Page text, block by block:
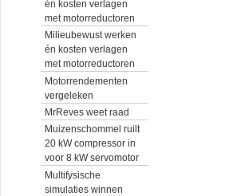
én kosten verlagen
met motorreductoren
Milieubewust werken
én kosten verlagen
met motorreductoren
Motorrendementen
vergeleken
MrReves weet raad
Muizenschommel ruilt
20 kW compressor in
voor 8 kW servomotor
Multifysische
simulaties winnen